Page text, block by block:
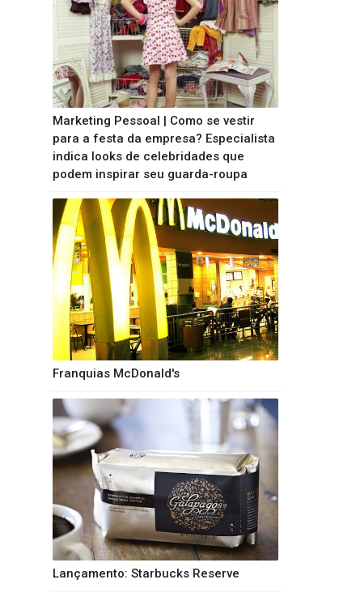
Marketing Pessoal | Como se vestir
para a festa da empresa? Especialista
indica looks de celebridades que
podem inspirar seu guarda-roupa
Franquias McDonald's
Lançamento: Starbucks Reserve